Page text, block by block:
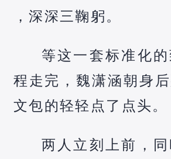
，深深三鞠躬。
等这一套标准化
程走完，魏潇涵朝身
文包的轻轻点了点头。
两人立刻上前，